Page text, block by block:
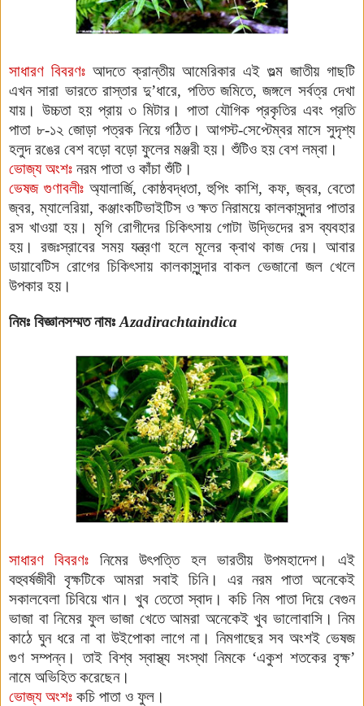
সাধারণ বিবরণঃ আদতে ক্রান্তীয় আমেরিকার এই গুল্ম জাতীয় গাছটি
এখন সারা ভারতে রাস্তার দু’ধারে, পতিত জমিতে, জঙ্গলে সর্বত্র দেখা
যায়। উচ্চতা হয় প্রায় ৩ মিটার। পাতা যৌগিক প্রকৃতির এবং প্রতি
পাতা ৮-১২ জোড়া পত্রক নিয়ে গঠিত। আগস্ট-সেপ্টেম্বর মাসে সুদৃশ্য
হলুদ রঙের বেশ বড়ো বড়ো ফুলের মঞ্জরী হয়। শুঁটিও হয় বেশ লম্বা।
ভোজ্য অংশঃ নরম পাতা ও কাঁচা শুঁটি।
ভেষজ গুণাবলীঃ অ্যালার্জি, কোষ্ঠবদ্ধতা, হুপিং কাশি, কফ, জ্বর, বেতো
জ্বর, ম্যালেরিয়া, কঞ্জাংকটিভাইটিস ও ক্ষত নিরাময়ে কালকাসুন্দার পাতার
রস খাওয়া হয়। মৃগি রোগীদের চিকিৎসায় গোটা উদ্ভিদের রস ব্যবহার
হয়। রজঃস্রাবের সময় যন্ত্রণা হলে মূলের ক্বাথ কাজ দেয়। আবার
ডায়াবেটিস রোগের চিকিৎসায় কালকাসুন্দার বাকল ভেজানো জল খেলে
উপকার হয়।
নিমঃ বিজ্ঞানসম্মত নামঃ Azadirachtaindica
সাধারণ বিবরণঃ নিমের উৎপত্তি হল ভারতীয় উপমহাদেশ। এই
বহুবর্ষজীবী বৃক্ষটিকে আমরা সবাই চিনি। এর নরম পাতা অনেকেই
সকালবেলা চিবিয়ে খান। খুব তেতো স্বাদ। কচি নিম পাতা দিয়ে বেগুন
ভাজা বা নিমের ফুল ভাজা খেতে আমরা অনেকেই খুব ভালোবাসি। নিম
কাঠে ঘুন ধরে না বা উইপোকা লাগে না। নিমগাছের সব অংশই ভেষজ
গুণ সম্পন্ন। তাই বিশ্ব স্বাস্থ্য সংস্থা নিমকে ‘একুশ শতকের বৃক্ষ’
নামে অভিহিত করেছেন।
ভোজ্য অংশঃ কচি পাতা ও ফুল।